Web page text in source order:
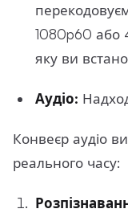
1080p60 або
яку ви
Аудіо:
Конвеєр аудіо
реального часу: